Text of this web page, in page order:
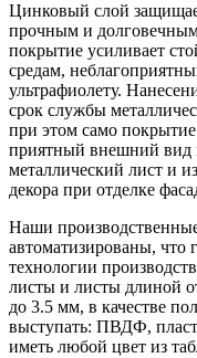
Цинковый слой
прочным и
покрытие усиливает
средам,
ультрафиолету.
срок службы
при этом само
приятный внешний вид
металлический лист и
декора при отделке
Наши
автоматизированы, что
технологии
листы и листы длиной
до 3.5 мм, в качестве
выступать: ПВДФ,
иметь любой цвет из